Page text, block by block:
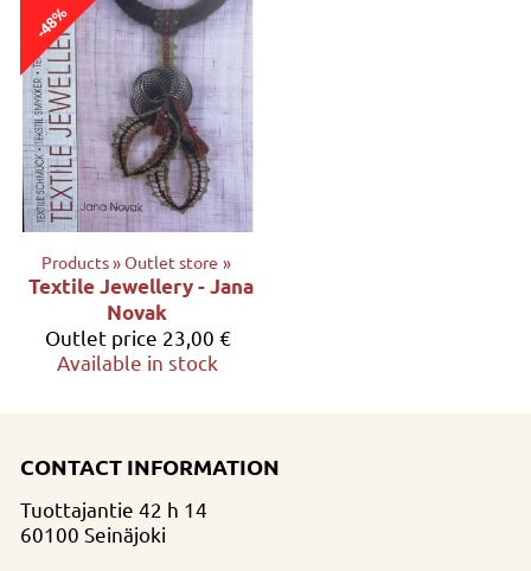
-48%
Products‪»Outlet store ‪»
Textile Jewellery - Jana
Novak
Outlet price 23,00 €
Available in stock
CONTACT INFORMATION
Tuottajantie 42 h 14
60100 Seinäjoki